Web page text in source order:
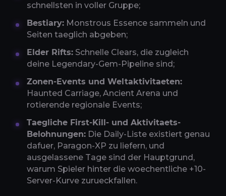
schnellsten in voller Gruppe;
Bestiary: Monstrous Essence sammeln und
Seiten taeglich abgeben;
Elder Rifts: Schnelle Clears, die zugleich
deine Legendary-Gem-Pipeline sind;
Zonen-Events und Weltaktivitaeten:
Haunted Carriage, Ancient Arena und
rotierende regionale Events;
Taegliche First-Kill- und Aktivitaets-
Belohnungen: Die Daily-Liste existiert genau
dafuer, Paragon-XP zu liefern, und
ausgelassene Tage sind der Hauptgrund,
warum Spieler hinter die woechentliche +10-
Server-Kurve zurueckfallen.